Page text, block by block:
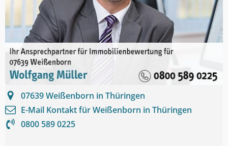
07639Weißenborn in Thüringen
E-Mail Kontakt fürWeißenborn in Thüringen
0800 589 0225